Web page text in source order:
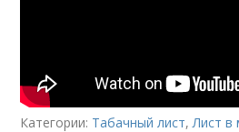
Категории: Табачный лист,Лист в